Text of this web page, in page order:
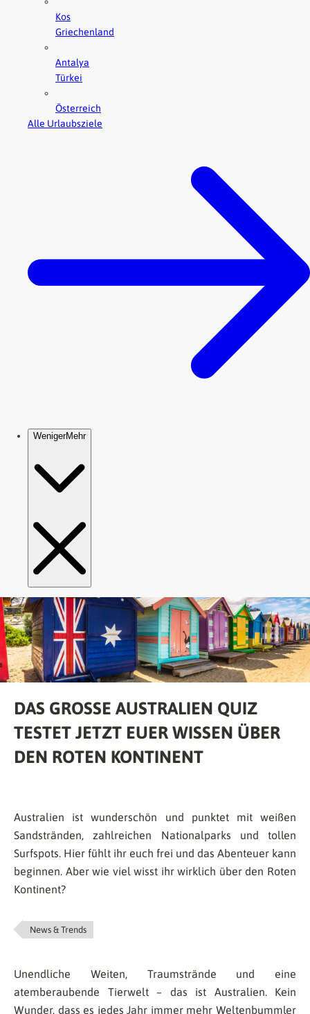
DAS GROSSE AUSTRALIEN QUIZ
TESTET JETZT EUER WISSEN ÜBER
DEN ROTEN KONTINENT
Australien ist wunderschön und punktet mit weißen
Sandstränden, zahlreichen Nationalparks und tollen
Surfspots. Hier fühlt ihr euch frei und das Abenteuer kann
beginnen. Aber wie viel wisst ihr wirklich über den Roten
Kontinent?
News & Trends
Unendliche Weiten, Traumstrände und eine
atemberaubende Tierwelt – das ist Australien. Kein
Wunder, dass es jedes Jahr immer mehr Weltenbummler